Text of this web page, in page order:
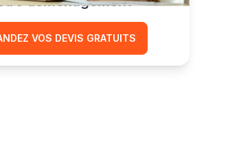
VOS DEVIS GRATUITS